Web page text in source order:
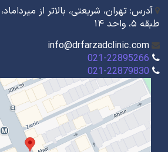
طبقه ۵، واحد ۱۴
info@drfarzadclinic.com
021-22895266
021-22879830